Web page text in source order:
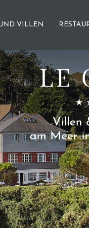
VILLEN
LE
Villen
am Meer